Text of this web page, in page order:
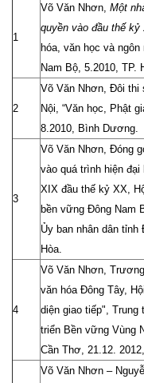
1
Võ Văn Nhơn, Một
quyền vào đầu thế kỷ
hóa, văn học và
Nam Bộ, 5.2010, TP.
2
Võ Văn Nhơn, Đôi thi
Nội, “Văn học, Phật
8.2010, Bình Dương.
3
Võ Văn Nhơn, Đóng
vào quá trình hiện
XIX đầu thế kỷ XX,
bền vững Đông Nam
Ủy ban nhân dân
Hòa.
4
Võ Văn Nhơn,
văn hóa Đông Tây,
diện giao tiếp", Trung
triển Bền vững Vùng
Cần Thơ, 21.12.
Võ Văn Nhơn –